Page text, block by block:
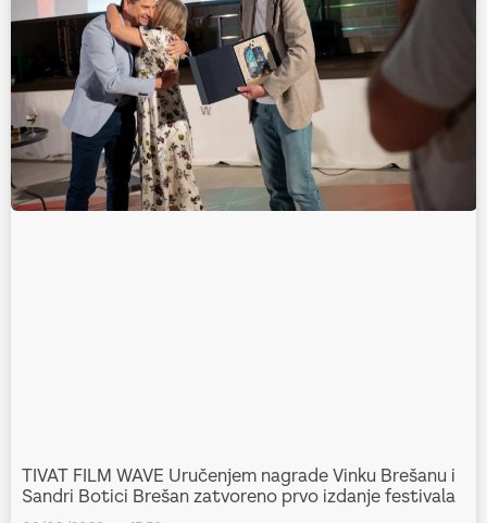
TIVAT FILM WAVE Uručenjem nagrade Vinku Brešanu i
Sandri Botici Brešan zatvoreno prvo izdanje festivala